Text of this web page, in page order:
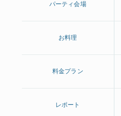
パーティ会場
お料理
料金プラン
レポート